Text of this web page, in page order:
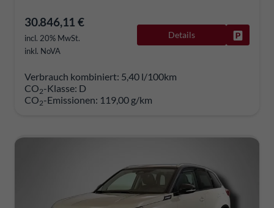
30.846,11 €
incl. 20% MwSt.
inkl. NoVA
Details
Verbrauch kombiniert: 5,40 l/100km
CO2-Klasse: D
CO2-Emissionen: 119,00 g/km